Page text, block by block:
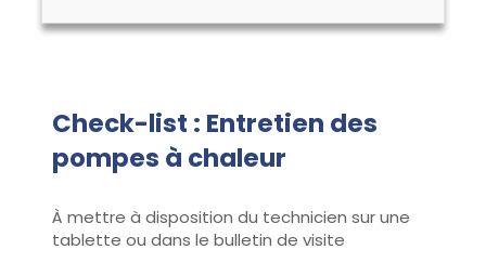
Check-list : Entretien des
pompes à chaleur
À mettre à disposition du technicien sur une
tablette ou dans le bulletin de visite